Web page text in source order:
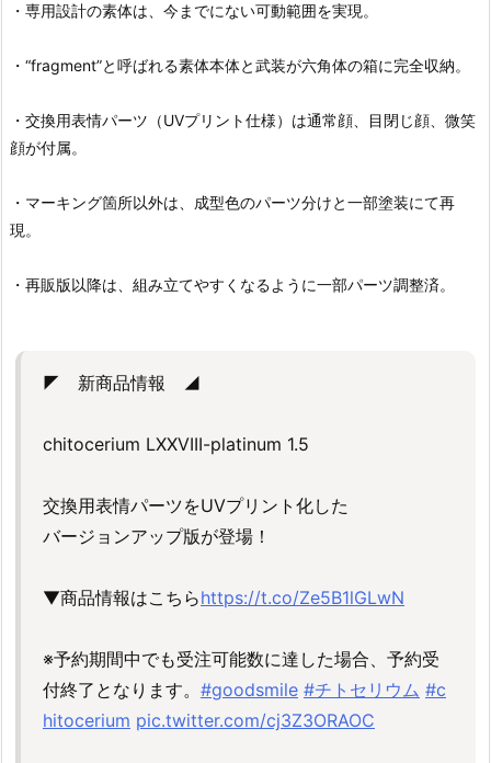
・専用設計の素体は、今までにない可動範囲を実現。
・“fragment”と呼ばれる素体本体と武装が六角体の箱に完全収納。
・交換用表情パーツ（UVプリント仕様）は通常顔、目閉じ顔、微笑
顔が付属。
・マーキング箇所以外は、成型色のパーツ分けと一部塗装にて再
現。
・再販版以降は、組み立てやすくなるように一部パーツ調整済。
◤ 新商品情報 ◢
chitocerium LXXVIII-platinum 1.5
交換用表情パーツをUVプリント化した
バージョンアップ版が登場！
▼商品情報はこちらhttps://t.co/Ze5B1lGLwN
※予約期間中でも受注可能数に達した場合、予約受
付終了となります。 #goodsmile #チトセリウム #c
hitocerium pic.twitter.com/cj3Z3ORAOC